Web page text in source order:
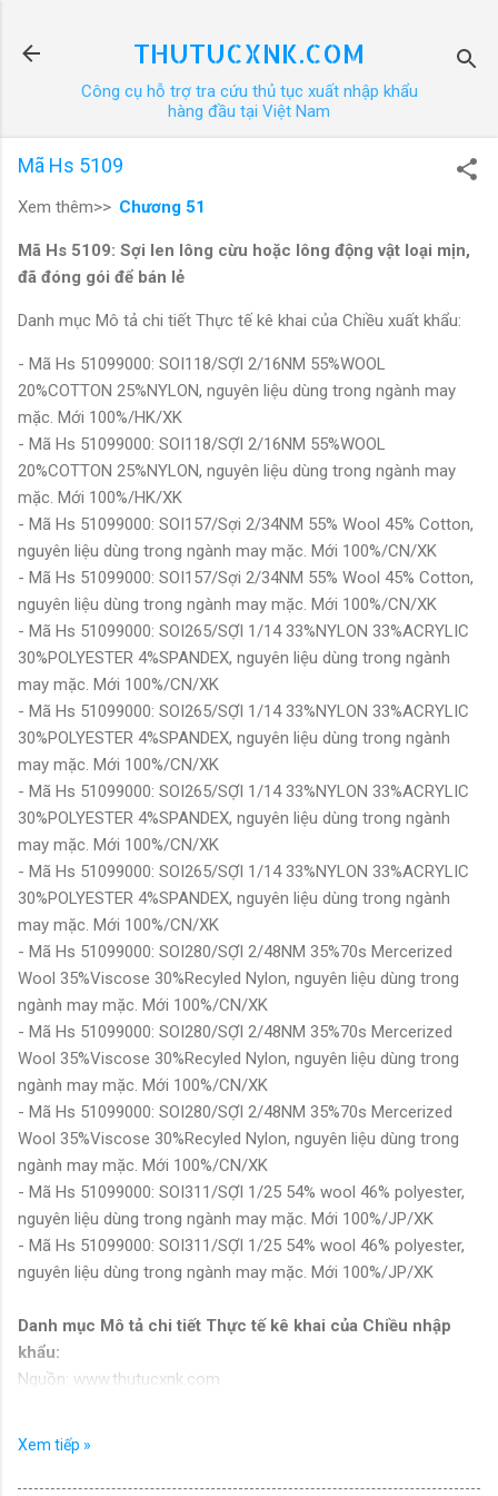
THUTUCXNK.COM
Công cụ hỗ trợ tra cứu thủ tục xuất nhập khẩu
hàng đầu tại Việt Nam
Mã Hs 5109
Xem thêm>> Chương 51
Mã Hs 5109: Sợi len lông cừu hoặc lông động vật loại mịn,
đã đóng gói để bán lẻ
Danh mục Mô tả chi tiết Thực tế kê khai của Chiều xuất khẩu:
- Mã Hs 51099000: SOI118/SỢI 2/16NM 55%WOOL
20%COTTON 25%NYLON, nguyên liệu dùng trong ngành may
mặc. Mới 100%/HK/XK
- Mã Hs 51099000: SOI118/SỢI 2/16NM 55%WOOL
20%COTTON 25%NYLON, nguyên liệu dùng trong ngành may
mặc. Mới 100%/HK/XK
- Mã Hs 51099000: SOI157/Sợi 2/34NM 55% Wool 45% Cotton,
nguyên liệu dùng trong ngành may mặc. Mới 100%/CN/XK
- Mã Hs 51099000: SOI157/Sợi 2/34NM 55% Wool 45% Cotton,
nguyên liệu dùng trong ngành may mặc. Mới 100%/CN/XK
- Mã Hs 51099000: SOI265/SỢI 1/14 33%NYLON 33%ACRYLIC
30%POLYESTER 4%SPANDEX, nguyên liệu dùng trong ngành
may mặc. Mới 100%/CN/XK
- Mã Hs 51099000: SOI265/SỢI 1/14 33%NYLON 33%ACRYLIC
30%POLYESTER 4%SPANDEX, nguyên liệu dùng trong ngành
may mặc. Mới 100%/CN/XK
- Mã Hs 51099000: SOI265/SỢI 1/14 33%NYLON 33%ACRYLIC
30%POLYESTER 4%SPANDEX, nguyên liệu dùng trong ngành
may mặc. Mới 100%/CN/XK
- Mã Hs 51099000: SOI265/SỢI 1/14 33%NYLON 33%ACRYLIC
30%POLYESTER 4%SPANDEX, nguyên liệu dùng trong ngành
may mặc. Mới 100%/CN/XK
- Mã Hs 51099000: SOI280/SỢI 2/48NM 35%70s Mercerized
Wool 35%Viscose 30%Recyled Nylon, nguyên liệu dùng trong
ngành may mặc. Mới 100%/CN/XK
- Mã Hs 51099000: SOI280/SỢI 2/48NM 35%70s Mercerized
Wool 35%Viscose 30%Recyled Nylon, nguyên liệu dùng trong
ngành may mặc. Mới 100%/CN/XK
- Mã Hs 51099000: SOI280/SỢI 2/48NM 35%70s Mercerized
Wool 35%Viscose 30%Recyled Nylon, nguyên liệu dùng trong
ngành may mặc. Mới 100%/CN/XK
- Mã Hs 51099000: SOI311/SỢI 1/25 54% wool 46% polyester,
nguyên liệu dùng trong ngành may mặc. Mới 100%/JP/XK
- Mã Hs 51099000: SOI311/SỢI 1/25 54% wool 46% polyester,
nguyên liệu dùng trong ngành may mặc. Mới 100%/JP/XK
Danh mục Mô tả chi tiết Thực tế kê khai của Chiều nhập
khẩu:
Nguồn: www.thutucxnk.com
Xem tiếp »